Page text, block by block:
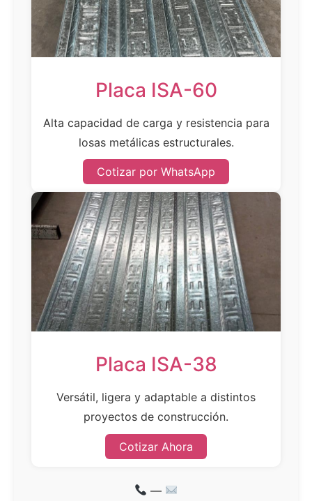
Placa ISA-60
Alta capacidad de carga y resistencia para
losas metálicas estructurales.
Cotizar por WhatsApp
Placa ISA-38
Versátil, ligera y adaptable a distintos
proyectos de construcción.
Cotizar Ahora
—